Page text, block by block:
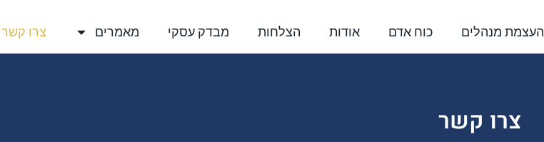
העצמת מנהלים כוח אדם אודות הצלחות מבדק עסקי מאמרים צרו קשר
צרו קשר